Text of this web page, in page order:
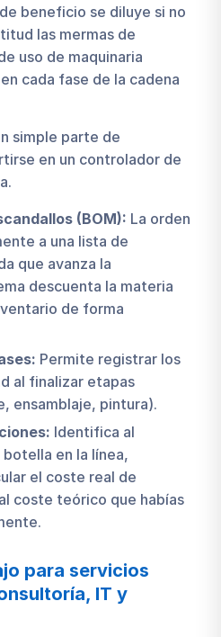
beneficio se diluye si no
las mermas de
uso de maquinaria
cada fase de la cadena
simple parte de
en un controlador de
(BOM): La orden
a una lista de
que avanza la
descuenta la materia
de forma
Permite registrar los
al finalizar etapas
ensamblaje, pintura).
Identifica al
en la línea,
el coste real de
coste teórico que habías
para servicios
IT y